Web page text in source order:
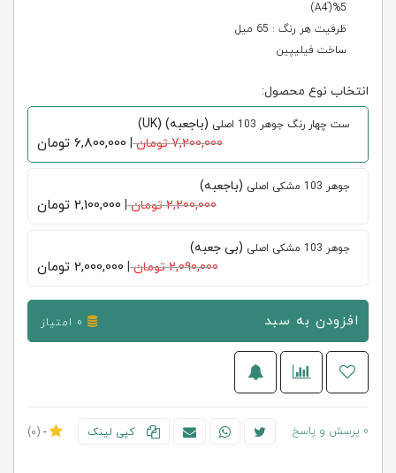
5%(َA4)
ظرفیت هر رنگ : 65 میل
ساخت فیلیپین
انتخاب نوع محصول:
ست چهار رنگ جوهر 103 اصلی
(باجعبه) (UK)
7,200,000 تومان
|
6,800,000 تومان
جوهر 103 مشکی اصلی
(باجعبه)
2,200,000 تومان
|
2,100,000 تومان
جوهر 103 مشکی اصلی
(بی جعبه)
2,090,000 تومان
|
2,000,000 تومان
افزودن به سبد
0 پرسش و پاسخ کپی لینک -
(0)